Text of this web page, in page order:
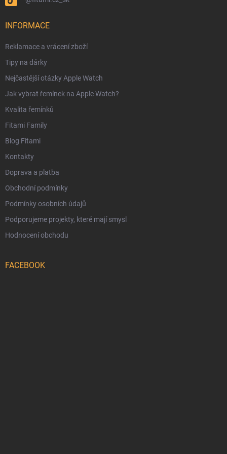
INFORMACE
Reklamace a vrácení zboží
Tipy na dárky
Nejčastější otázky Apple Watch
Jak vybrat řemínek na Apple Watch?
Kvalita řemínků
Fitami Family
Blog Fitami
Kontakty
Doprava a platba
Obchodní podmínky
Podmínky osobních údajů
Podporujeme projekty, které mají smysl
Hodnocení obchodu
FACEBOOK